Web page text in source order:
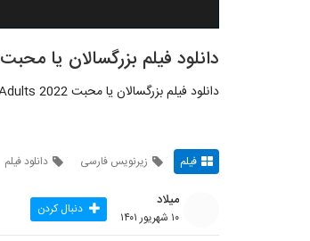
دانلود فیلم بزرگسالان یا محبت Loving Adults 2022
دانلود فیلم بزرگسالان یا محبت Loving Adults 2022 زیرنویس فارسی
فیلم زیرنویس فارسی دانلود فیلم
میلاد
۱۰ شهریور ۱۴۰۱ دنبال کردن